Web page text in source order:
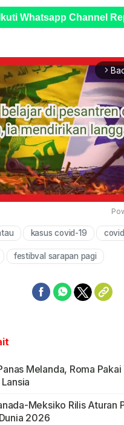
Ikuti Whatsapp Channel
arrow_forward_ios
kasus covid-19
festibval sarapan pagi
Melanda, Roma
Meksiko Rilis Aturan
2026